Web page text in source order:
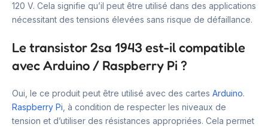
120 V. Cela signifie qu’il peut être utilisé dans des applications
nécessitant des tensions élevées sans risque de défaillance.
Le transistor 2sa 1943 est-il compatible
avec Arduino / Raspberry Pi ?
Oui, le ce produit peut être utilisé avec des cartes Arduino.
Raspberry Pi , à condition de respecter les niveaux de
tension et d’utiliser des résistances appropriées. Cela permet